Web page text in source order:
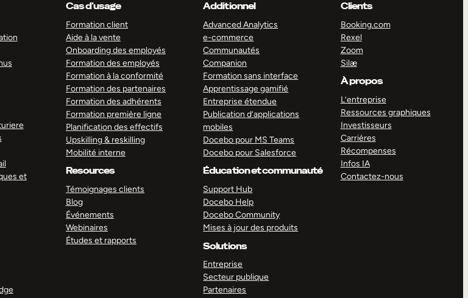
et
Cas d’usage
Formation client
Aide à la vente
Onboarding des employés
Formation des employés
Formation à la conformité
Formation des partenaires
Formation des adhérents
Formation première ligne
Planification des effectifs
Upskilling & reskilling
Mobilité interne
Resources
Témoignages clients
Blog
Événements
Webinaires
Études et rapports
Additionnel
Advanced Analytics
e-commerce
Communautés
Companion
Formation sans interface
Apprentissage gamifié
Entreprise étendue
Publication d’applications
mobiles
Docebo pour MS Teams
Docebo pour Salesforce
Éducation et communauté
Support Hub
Docebo Help
Docebo Community
Mises à jour des produits
Solutions
Entreprise
Secteur publique
Partenaires
Clients
Booking.com
Rexel
Zoom
Silæ
À propos
L’entreprise
Ressources graphiques
Investisseurs
Carrières
Récompenses
Infos IA
Contactez-nous